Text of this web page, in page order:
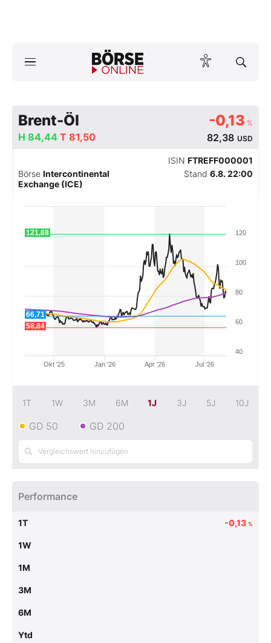
Anlageprodukte
Finanz-Check
Abo & Shop
BO-Musterdepots
Experten
Mein Konto
Brent-Öl -0,13 %
82,38 USD
H 84,44 T 81,50
ISIN FTREFF000001
Börse Intercontinental
Exchange (ICE)
Stand 6.8. 22:00
Jan '26 Jul '26
Okt '25 Apr '26
100
40
60
80
120
66,71
58,84
121,68
1T 1W 3M 6M 1J 3J 5J 10J
GD 50 GD 200
Performance
1T -0,13 %
1W
1M
3M
6M
Ytd